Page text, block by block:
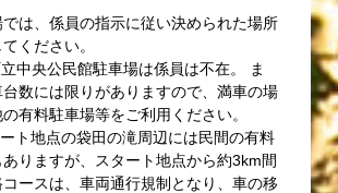
は、係員の指示に従い決められた場所
ください。
中央公民館駐車場は係員は不在。 ま
台数には限りがありますので、満車の場
有料駐車場等をご利用ください。
ト地点の袋田の滝周辺には民間の有料
りますが、スタート地点から約3km間
ースは、車両通行規制となり、車の移